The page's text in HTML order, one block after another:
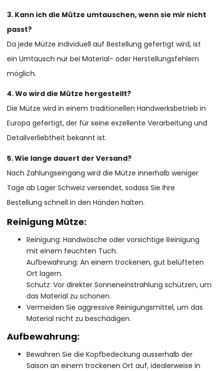
3. Kann ich die Mütze umtauschen, wenn sie mir nicht
passt?
Da jede Mütze individuell auf Bestellung gefertigt wird, ist
ein Umtausch nur bei Material- oder Herstellungsfehlern
möglich.
4. Wo wird die Mütze hergestellt?
Die Mütze wird in einem traditionellen Handwerksbetrieb in
Europa gefertigt, der für seine exzellente Verarbeitung und
Detailverliebtheit bekannt ist.
5. Wie lange dauert der Versand?
Nach Zahlungseingang wird die Mütze innerhalb weniger
Tage ab Lager Schweiz versendet, sodass Sie Ihre
Bestellung schnell in den Händen halten.
Reinigung Mütze:
Reinigung: Handwäsche oder vorsichtige Reinigung
mit einem feuchten Tuch.
Aufbewahrung: An einem trockenen, gut belüfteten
Ort lagern.
Schutz: Vor direkter Sonneneinstrahlung schützen, um
das Material zu schonen.
Vermeiden Sie aggressive Reinigungsmittel, um das
Material nicht zu beschädigen.
Aufbewahrung:
Bewahren Sie die Kopfbedeckung ausserhalb der
Saison an einem trockenen Ort auf, idealerweise in